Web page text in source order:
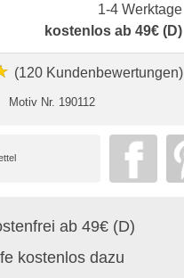
1-4 Werktage
kostenlos ab 49€ (D)
(120 Kundenbewertungen)
Motiv Nr. 190112
ab 49€ (D)
kostenlos dazu